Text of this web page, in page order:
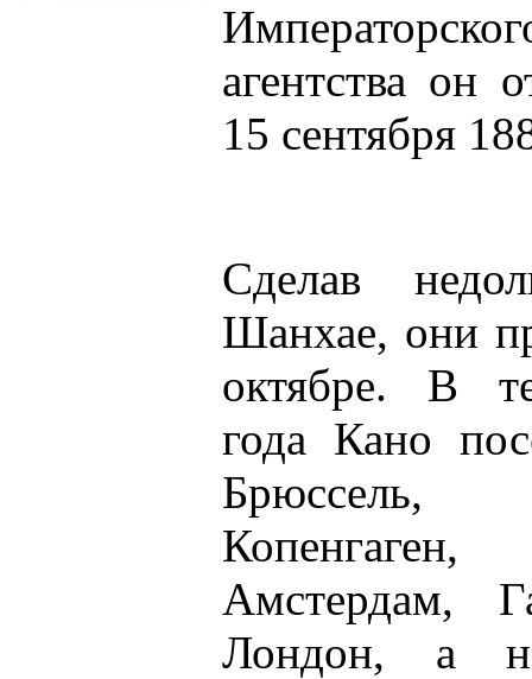
агентства он
15 сентября
Сделав
Шанхае, они
октябре. В
года Кано
Амстердам,
Лондон, а